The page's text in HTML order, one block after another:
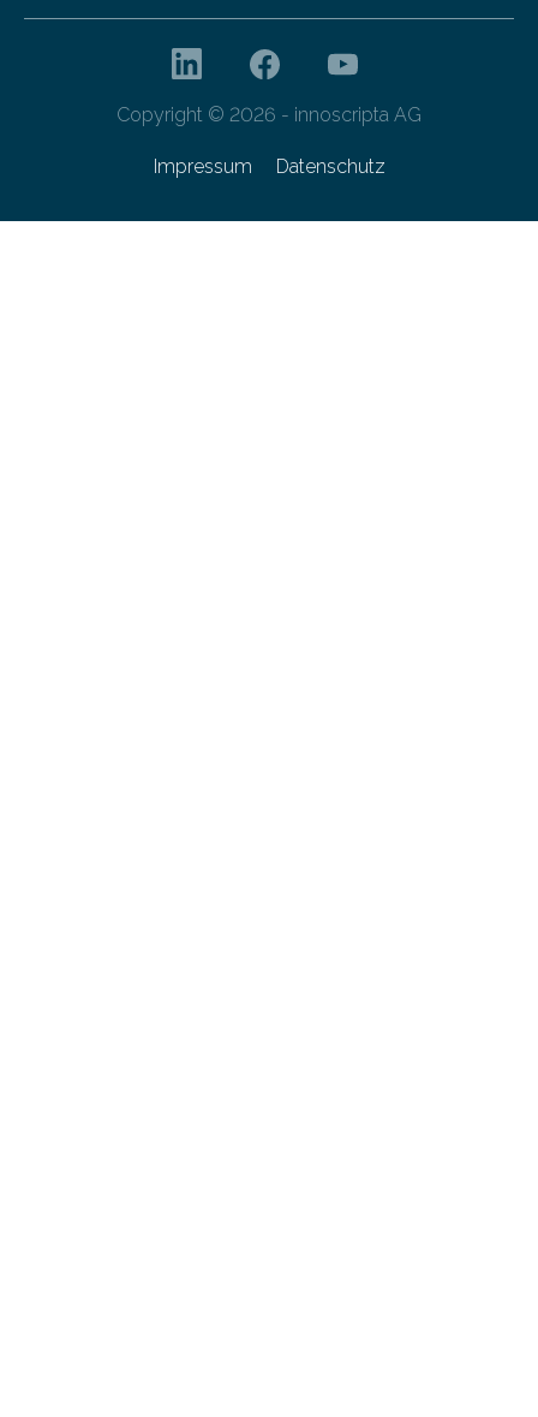
Copyright © 2026 - innoscripta AG
Impressum Datenschutz